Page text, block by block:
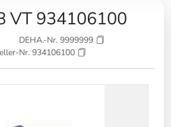
VT 934106100
DEHA.-Nr. 9999999
Nr. 934106100